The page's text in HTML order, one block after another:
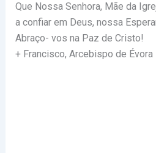
Que Nossa Senhora, Mãe da
a confiar em Deus, nossa
Abraço- vos na Paz de Cristo!
+ Francisco, Arcebispo de Évora